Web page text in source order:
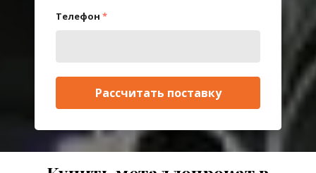
Телефон *
Рассчитать поставку